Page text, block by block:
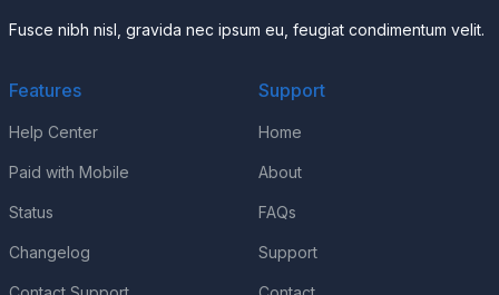
Fusce nibh nisl, gravida nec ipsum eu, feugiat condimentum velit.
Features
Help Center
Paid with Mobile
Status
Changelog
Support
Home
About
FAQs
Support